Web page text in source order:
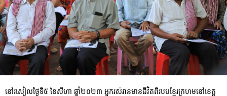
នៅរសៀលថ្ងៃទី៥ ខែសីហា ឆ្នាំ២០២៣ អ្នករស់រានមានជីវិតពីរបបខ្មែរក្រហមនៅខេត្ត